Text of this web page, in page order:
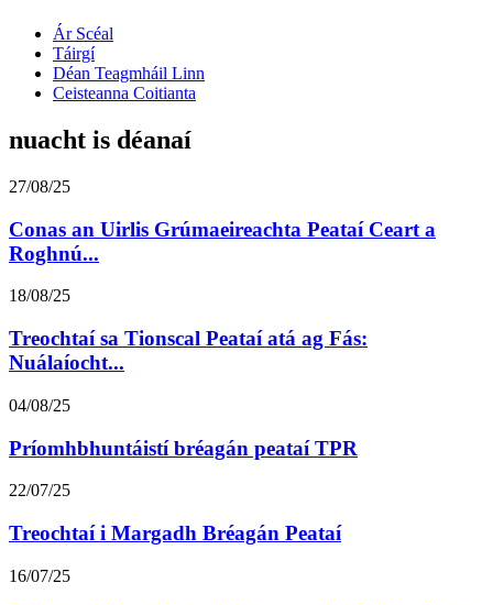
Ár Scéal
Táirgí
Déan Teagmháil Linn
Ceisteanna Coitianta
nuacht is déanaí
27/08/25
Conas an Uirlis Grúmaeireachta Peataí Ceart a
Roghnú...
18/08/25
Treochtaí sa Tionscal Peataí atá ag Fás:
Nuálaíocht...
04/08/25
Príomhbhuntáistí bréagán peataí TPR
22/07/25
Treochtaí i Margadh Bréagán Peataí
16/07/25